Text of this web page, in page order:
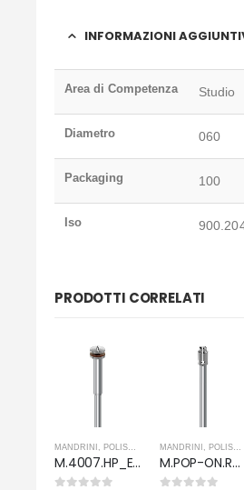
INFORMAZIONI
Area di Competenza Studio
Diametro 060
Packaging 100
Iso
PRODOTTI CORRELATI
MANDRINI POLISHERS E ABRASIVI
M.4007.HP_E-6
MANDRINI POLISHERS E ABRASIVI
M.POP-ON.RA-10